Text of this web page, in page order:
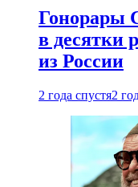
Гонорары
в десятки
из России
2 года спустя2